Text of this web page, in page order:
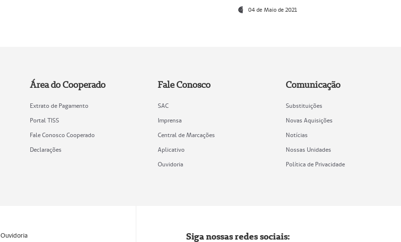
04 de Maio de 2021
Área do Cooperado
Extrato de Pagamento
Portal TISS
Fale Conosco Cooperado
Declarações
Fale Conosco
SAC
Imprensa
Central de Marcações
Aplicativo
Ouvidoria
Comunicação
Substituições
Novas Aquisições
Notícias
Nossas Unidades
Política de Privacidade
Ouvidoria Siga nossas redes sociais: